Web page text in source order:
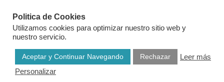
Politica de Cookies
Utilizamos cookies para optimizar nuestro sitio web y
nuestro servicio.
Aceptar y Continuar Navegando Rechazar
Leer más
Personalizar